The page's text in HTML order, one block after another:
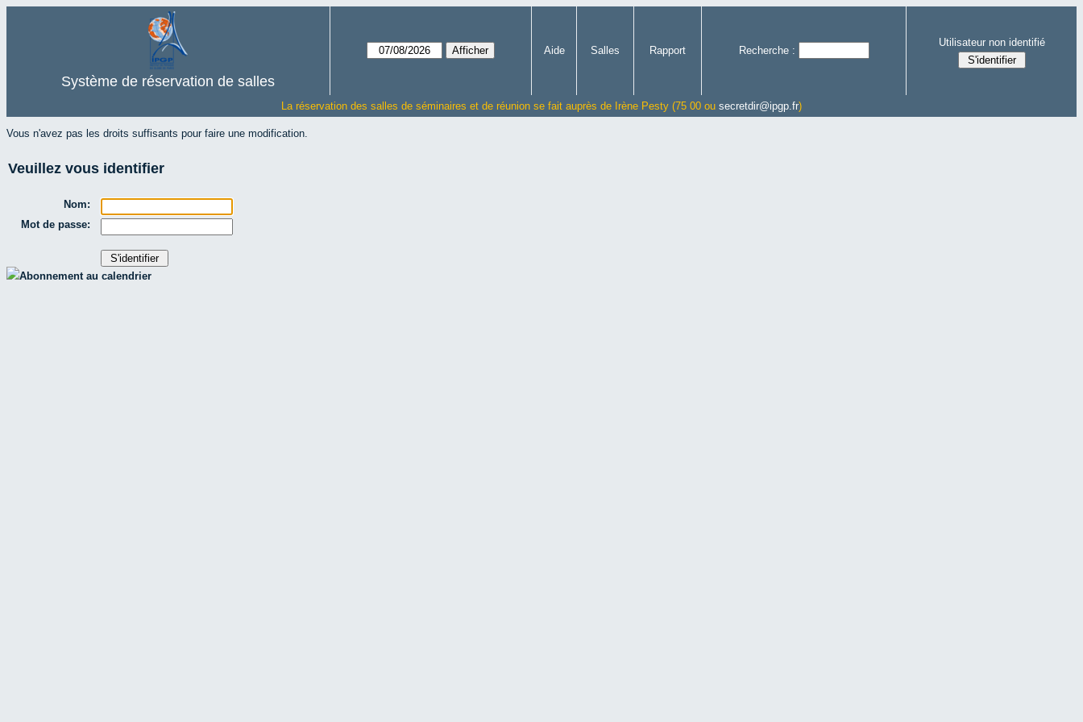
Système de réservation de salles
Aide Salles Rapport Recherche :
Utilisateur non identifié
La réservation des salles de séminaires et de réunion se fait auprès de Irène Pesty (75 00 ou secretdir@ipgp.fr)
Vous n'avez pas les droits suffisants pour faire une modification.
Veuillez vous identifier
Nom:
Mot de passe:
Abonnement au calendrier